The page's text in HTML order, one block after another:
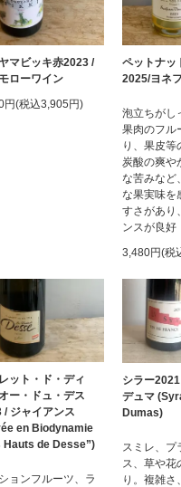
マビッキ赤2023 /
ローワイン
円(税込3,905円)
ペットナッ
2025/ヨネ
泡立ちがし
果肉のフル
り、果皮等
炭酸の爽や
な苦みなど
な果実味を
すさがあり
ンスが良好
3,480円(税
ット・ド・ディ
ー・ドュ・デス
/ ジャイアンス
en Biodynamie
Hauts de Desse”)
ョンフルーツ、ラ
シラー
デュマ
Dumas)
スミレ、プ
ス、草や花
り。複雑さ